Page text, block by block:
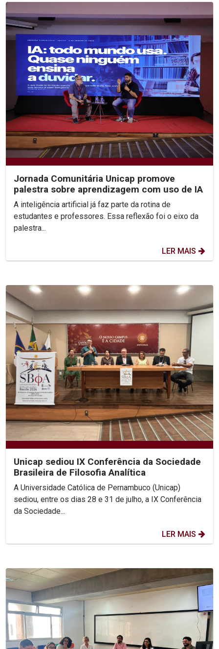
Jornada Comunitária Unicap promove
palestra sobre aprendizagem com uso de IA
A inteligência artificial já faz parte da rotina de
estudantes e professores. Essa reflexão foi o eixo da
palestra...
LER MAIS
Unicap sediou IX Conferência da Sociedade
Brasileira de Filosofia Analítica
A Universidade Católica de Pernambuco (Unicap)
sediou, entre os dias 28 e 31 de julho, a IX Conferência
da Sociedade...
LER MAIS